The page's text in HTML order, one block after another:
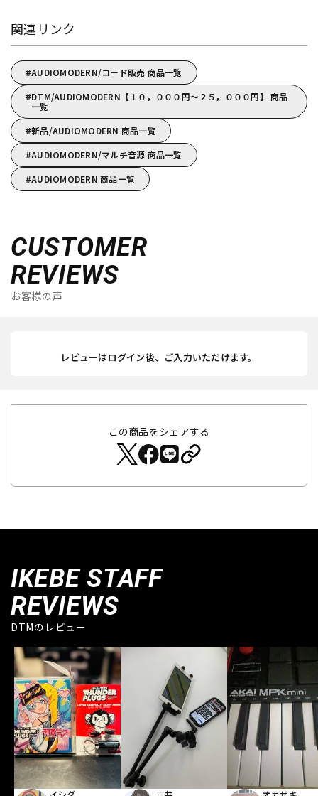
関連リンク
AUDIOMODERN/コード販売 商品一覧
DTM/AUDIOMODERN【１０，０００円～２５，０００円】 商品
一覧
新品/AUDIOMODERN 商品一覧
AUDIOMODERN/マルチ音源 商品一覧
AUDIOMODERN 商品一覧
CUSTOMER
REVIEWS
お客様の声
レビューはログイン後、ご入力いただけます。
この商品をシェアする
IKEBE STAFF
REVIEWS
DTMのレビュー